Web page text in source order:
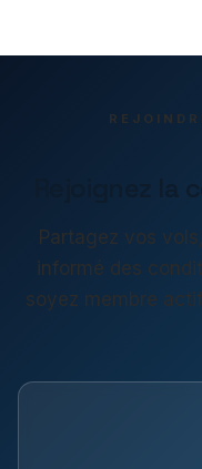
Rejoignez la
Partagez vos
informé des
soyez membre